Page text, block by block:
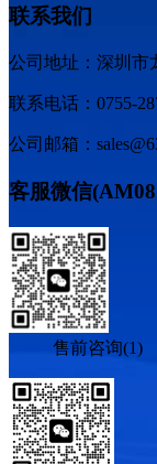
联系我们
公司地址：深圳市
联系电话：0755-
公司邮箱：
客服微信
售前咨询(1)